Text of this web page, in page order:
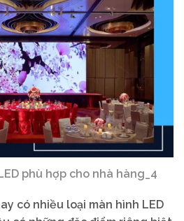
phù hợp cho nhà hàng_4
có nhiều loại màn hình LED